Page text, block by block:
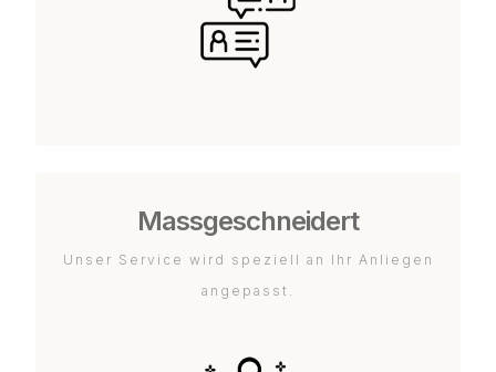
Massgeschneidert
Unser Service wird speziell an Ihr Anliegen
angepasst.